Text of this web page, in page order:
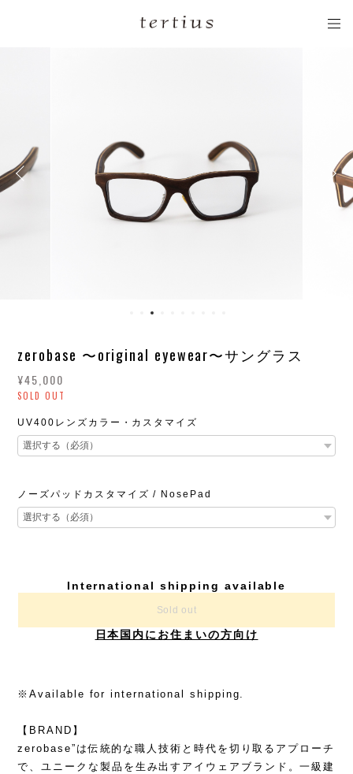
zerobase 〜original eyewear〜サングラス
¥45,000
SOLD OUT
UV400レンズカラー・カスタマイズ
ノーズパッドカスタマイズ / NosePad
International shipping available
Sold out
日本国内にお住まいの方向け
※Available for international shipping.
【BRAND】
zerobase”は伝統的な職人技術と時代を切り取るアプローチ
で、ユニークな製品を生み出すアイウェアブランド。一級建